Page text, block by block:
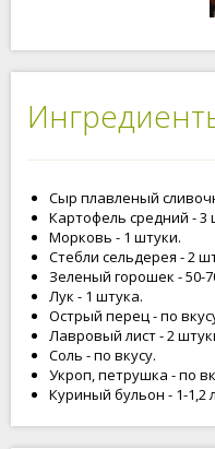
Сыр плавленый
Картофель средний - 3
Морковь - 1 штуки.
Стебли сельдерея - 2
Зеленый горошек - 50-
Лук - 1 штука.
Острый перец - по
Лавровый лист - 2
Соль - по вкусу.
Укроп, петрушка - по
Куриный бульон - 1-1,2